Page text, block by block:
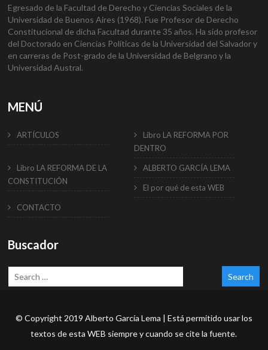
Egresado de la Facultad de Derecho y Ciencias Sociales de la
Universidad de Buenos Aires (1968). Fue Profesor de Derecho
Constitucional de dicha Facultad durante 35 años. Ha sido profesor
del Doctorado en Ciencias Políticas de la Universidad del Salvador y
en carreras de Post-grado de la Universidad de Belgrano y la
Universidad Austral.
MENÚ
ARTÍCULOS
Libro LA REFORMA POR
DENTRO
Libro LA REFORMA DE LA
CONSTITUCIÓN
ALBERTO GARCÍA LEMA
El por qué de esta WEB
CONTACTO
Buscador
© Copyright 2019 Alberto García Lema | Está permitido usar los
textos de esta WEB siempre y cuando se cite la fuente.